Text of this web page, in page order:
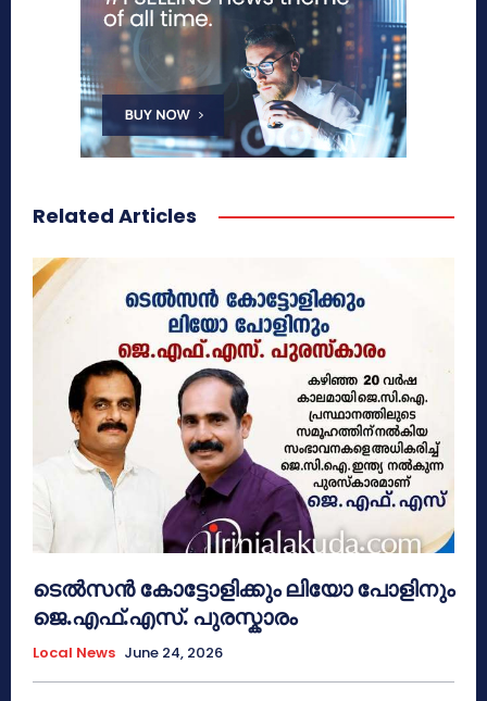
Related Articles
ടെൽസൻ കോട്ടോളിക്കും ലിയോ പോളിനും
ജെ.എഫ്.എസ്. പുരസ്കാരം
Local News June 24, 2026